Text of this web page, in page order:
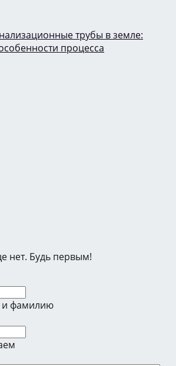
трубы в земле:
процесса
нет. Будь первым!
и фамилию